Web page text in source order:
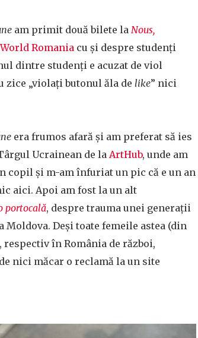
am primit două bilete la Nous,
Romania cu și despre studenți
dintre studenți e acuzat de viol
zice „violați butonul ăla de like” nici
era frumos afară și am preferat să ies
Ucrainean de la ArtHub, unde am
copil și m-am înfuriat un pic că e un an
aici. Apoi am fost la un alt
portocală, despre trauma unei generații
Deși toate femeile astea (din
în România de război,
nici măcar o reclamă la un site